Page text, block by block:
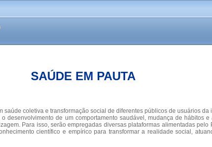
SAÚDE EM PAUTA
coletiva e transformação social de diferentes públicos de usuários
desenvolvimento de um comportamento saudável, mudança de hábitos
Para isso, serão empregadas diversas plataformas alimentadas
científico e empírico para transformar a realidade social,